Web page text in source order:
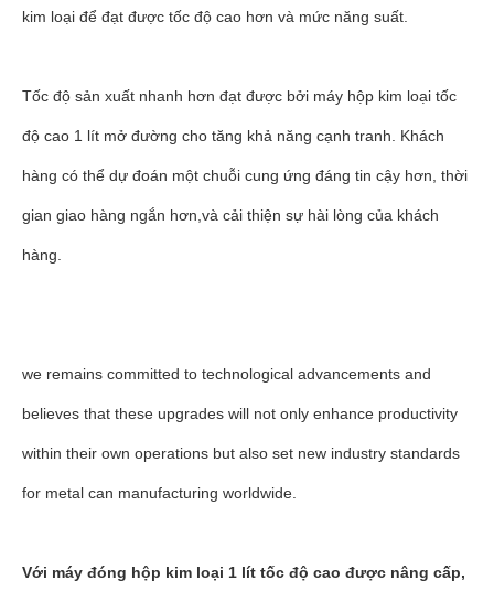
kim loại để đạt được tốc độ cao hơn và mức năng suất.
Tốc độ sản xuất nhanh hơn đạt được bởi máy hộp kim loại tốc
độ cao 1 lít mở đường cho tăng khả năng cạnh tranh. Khách
hàng có thể dự đoán một chuỗi cung ứng đáng tin cậy hơn, thời
gian giao hàng ngắn hơn,và cải thiện sự hài lòng của khách
hàng.
we remains committed to technological advancements and
believes that these upgrades will not only enhance productivity
within their own operations but also set new industry standards
for metal can manufacturing worldwide.
Với máy đóng hộp kim loại 1 lít tốc độ cao được nâng cấp,